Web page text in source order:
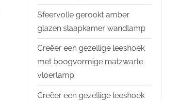
Sfeervolle gerookt amber
glazen slaapkamer wandlamp
Creëer een gezellige leeshoek
met boogvormige matzwarte
vloerlamp
Creëer een gezellige leeshoek